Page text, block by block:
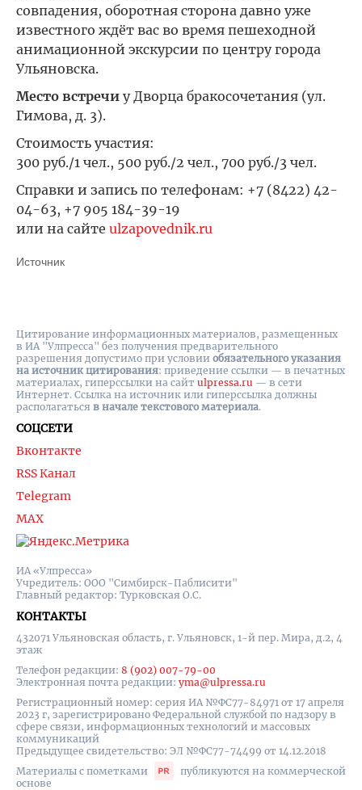
совпадения, оборотная сторона давно уже
известного ждёт вас во время пешеходной
анимационной экскурсии по центру города
Ульяновска.
Место встречи у Дворца бракосочетания (ул.
Гимова, д. 3).
Стоимость участия:
300 руб./1 чел., 500 руб./2 чел., 700 руб./3 чел.
Справки и запись по телефонам: +7 (8422) 42-
04-63, +7 905 184-39-19
или на сайте ulzapovednik.ru
Источник
ИА «Улпресса»
Учредитель: ООО "Симбирск-Паблисити"
Главный редактор: Турковская О.С.
КОНТАКТЫ
432071 Ульяновская область, г. Ульяновск, 1-й пер. Мира, д.2, 4
этаж
Телефон редакции: 8 (902) 007-79-00
Электронная почта редакции: yma@ulpressa.ru
Регистрационный номер: серия ИА №ФС77-84971 от 17 апреля
2023 г, зарегистрировано Федеральной службой по надзору в
сфере связи, информационных технологий и массовых
коммуникаций
Предыдущее свидетельство: ЭЛ №ФС77-74499 от 14.12.2018
Материалы с пометками
публикуются на коммерческой
основе
СОЦСЕТИ
Вконтакте
RSS Канал
Telegram
MAX
Цитирование информационных материалов, размещенных
в ИА "Улпресса" без получения предварительного
разрешения допустимо при условии обязательного указания
на источник цитирования: приведение ссылки — в печатных
материалах, гиперссылки на cайт ulpressa.ru — в сети
Интернет. Ссылка на источник или гиперссылка должны
располагаться в начале текстового материала.